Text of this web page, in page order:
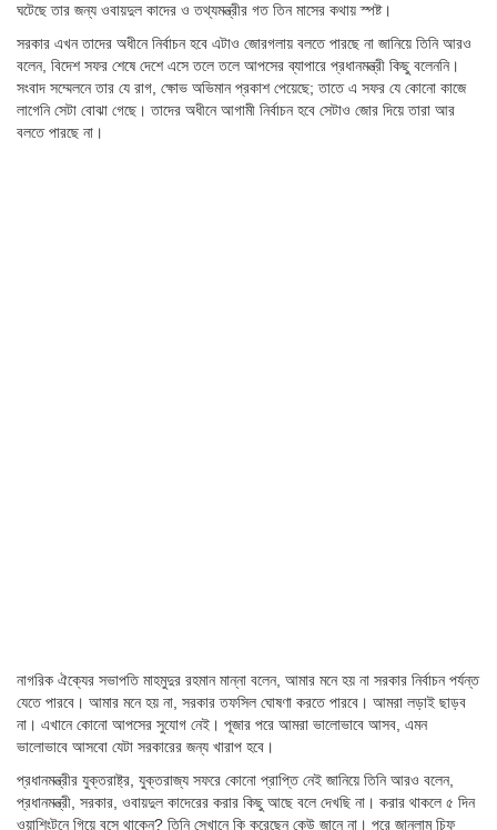
ঘটেছে তার জন্য ওবায়দুল কাদের ও তথ্যমন্ত্রীর গত তিন মাসের কথায় স্পষ্ট।
সরকার এখন তাদের অধীনে নির্বাচন হবে এটাও জোরগলায় বলতে পারছে না জানিয়ে তিনি আরও
বলেন, বিদেশ সফর শেষে দেশে এসে তলে তলে আপসের ব্যাপারে প্রধানমন্ত্রী কিছু বলেননি।
সংবাদ সম্মেলনে তার যে রাগ, ক্ষোভ অভিমান প্রকাশ পেয়েছে; তাতে এ সফর যে কোনো কাজে
লাগেনি সেটা বোঝা গেছে। তাদের অধীনে আগামী নির্বাচন হবে সেটাও জোর দিয়ে তারা আর
বলতে পারছে না।
নাগরিক ঐক্যের সভাপতি মাহমুদুর রহমান মান্না বলেন, আমার মনে হয় না সরকার নির্বাচন পর্যন্ত
যেতে পারবে। আমার মনে হয় না, সরকার তফসিল ঘোষণা করতে পারবে। আমরা লড়াই ছাড়ব
না। এখানে কোনো আপসের সুযোগ নেই। পূজার পরে আমরা ভালোভাবে আসব, এমন
ভালোভাবে আসবো যেটা সরকারের জন্য খারাপ হবে।
প্রধানমন্ত্রীর যুক্তরাষ্ট্র, যুক্তরাজ্য সফরে কোনো প্রাপ্তি নেই জানিয়ে তিনি আরও বলেন,
প্রধানমন্ত্রী, সরকার, ওবায়দুল কাদেরের করার কিছু আছে বলে দেখছি না। করার থাকলে ৫ দিন
ওয়াশিংটনে গিয়ে বসে থাকেন? তিনি সেখানে কি করেছেন কেউ জানে না। পরে জানলাম চিফ